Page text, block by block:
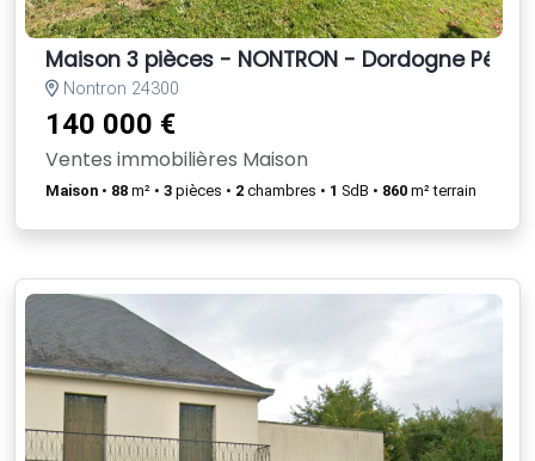
Maison 3 pièces - NONTRON - Dordogne
Nontron 24300
140 000 €
Ventes immobilières Maison
Maison • 88 m² • 3 pièces • 2 chambres • 1 SdB • 860 m² terrain